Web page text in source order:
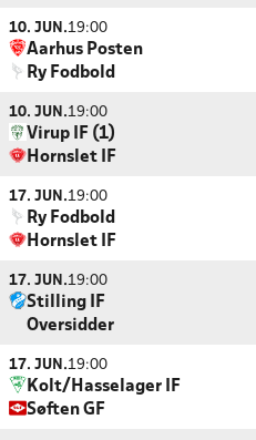
10. JUN.19:00
Aarhus Posten
Ry Fodbold
10. JUN.19:00
Virup IF (1)
Hornslet IF
17. JUN.19:00
Ry Fodbold
Hornslet IF
17. JUN.19:00
Stilling IF
Oversidder
17. JUN.19:00
Kolt/Hasselager IF
Søften GF